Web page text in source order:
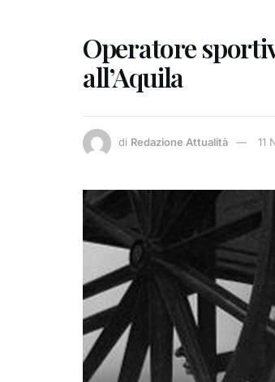
Operatore
all’Aquila
di Redazione Attualità 11